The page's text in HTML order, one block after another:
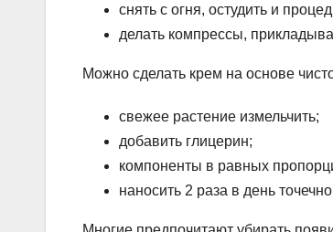
снять с огня, остудить и
делать компрессы,
Можно сделать крем на основе
свежее растение измельчить;
добавить глицерин;
компоненты в равных
наносить 2 раза в день